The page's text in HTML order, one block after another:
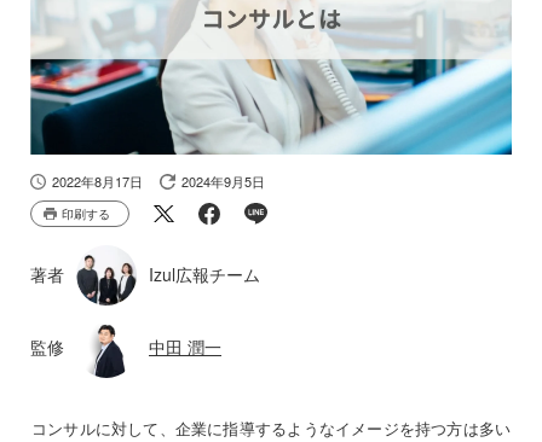
2022年8月17日 2024年9月5日
印刷する
著者 Izul広報チーム
監修 中田 潤一
コンサルに対して、企業に指導するようなイメージを持つ方は多い